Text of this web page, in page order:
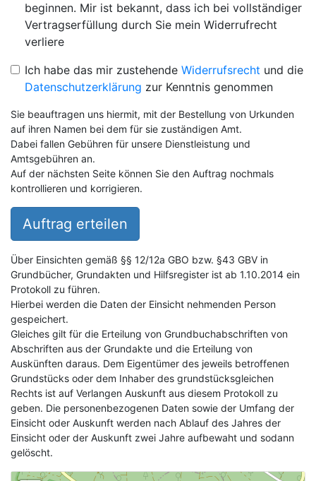
beginnen. Mir ist bekannt, dass ich bei vollständiger
Vertragserfüllung durch Sie mein Widerrufrecht
verliere
Ich habe das mir zustehende Widerrufsrecht und die
Datenschutzerklärung zur Kenntnis genommen
Sie beauftragen uns hiermit, mit der Bestellung von Urkunden
auf ihren Namen bei dem für sie zuständigen Amt.
Dabei fallen Gebühren für unsere Dienstleistung und
Amtsgebühren an.
Auf der nächsten Seite können Sie den Auftrag nochmals
kontrollieren und korrigieren.
Auftrag erteilen
Über Einsichten gemäß §§ 12/12a GBO bzw. §43 GBV in
Grundbücher, Grundakten und Hilfsregister ist ab 1.10.2014 ein
Protokoll zu führen.
Hierbei werden die Daten der Einsicht nehmenden Person
gespeichert.
Gleiches gilt für die Erteilung von Grundbuchabschriften von
Abschriften aus der Grundakte und die Erteilung von
Auskünften daraus. Dem Eigentümer des jeweils betroffenen
Grundstücks oder dem Inhaber des grundstücksgleichen
Rechts ist auf Verlangen Auskunft aus diesem Protokoll zu
geben. Die personenbezogenen Daten sowie der Umfang der
Einsicht oder Auskunft werden nach Ablauf des Jahres der
Einsicht oder der Auskunft zwei Jahre aufbewaht und sodann
gelöscht.